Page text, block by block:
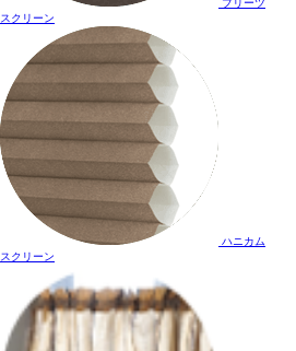
プリーツ
スクリーン
ハニカム
スクリーン